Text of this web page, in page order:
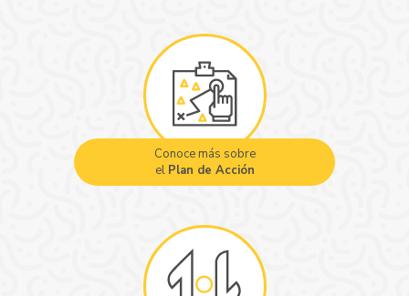
Conoce más sobre
el Plan de Acción